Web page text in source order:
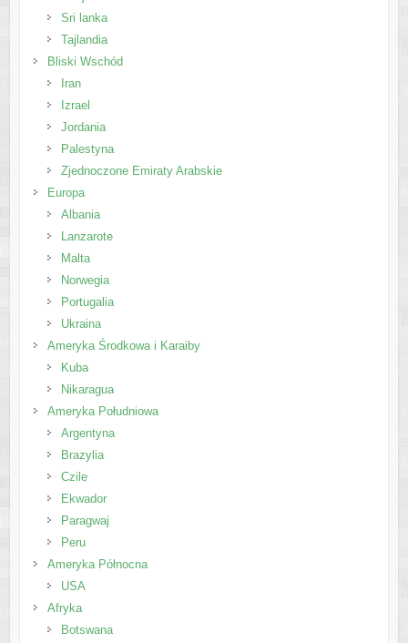
Sri lanka
Tajlandia
Bliski Wschód
Iran
Izrael
Jordania
Palestyna
Zjednoczone Emiraty Arabskie
Europa
Albania
Lanzarote
Malta
Norwegia
Portugalia
Ukraina
Ameryka Środkowa i Karaiby
Kuba
Nikaragua
Ameryka Południowa
Argentyna
Brazylia
Czile
Ekwador
Paragwaj
Peru
Ameryka Północna
USA
Afryka
Botswana